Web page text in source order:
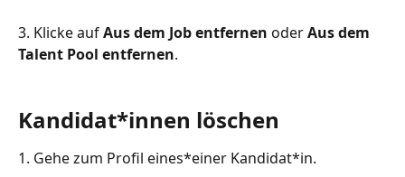
3. Klicke auf Aus dem Job entfernen oder Aus dem
Talent Pool entfernen.
Kandidat*innen löschen
1. Gehe zum Profil eines*einer Kandidat*in.